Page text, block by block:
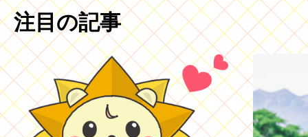
注目の記事